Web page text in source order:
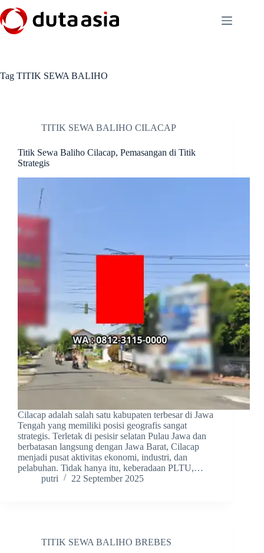
to
content
Tag TITIK SEWA BALIHO
TITIK SEWA BALIHO CILACAP
Titik Sewa Baliho Cilacap, Pemasangan di Titik
Strategis
Cilacap adalah salah satu kabupaten terbesar di Jawa
Tengah yang memiliki posisi geografis sangat
strategis. Terletak di pesisir selatan Pulau Jawa dan
berbatasan langsung dengan Jawa Barat, Cilacap
menjadi pusat aktivitas ekonomi, industri, dan
pelabuhan. Tidak hanya itu, keberadaan PLTU,…
putri
22 September 2025
TITIK SEWA BALIHO BREBES